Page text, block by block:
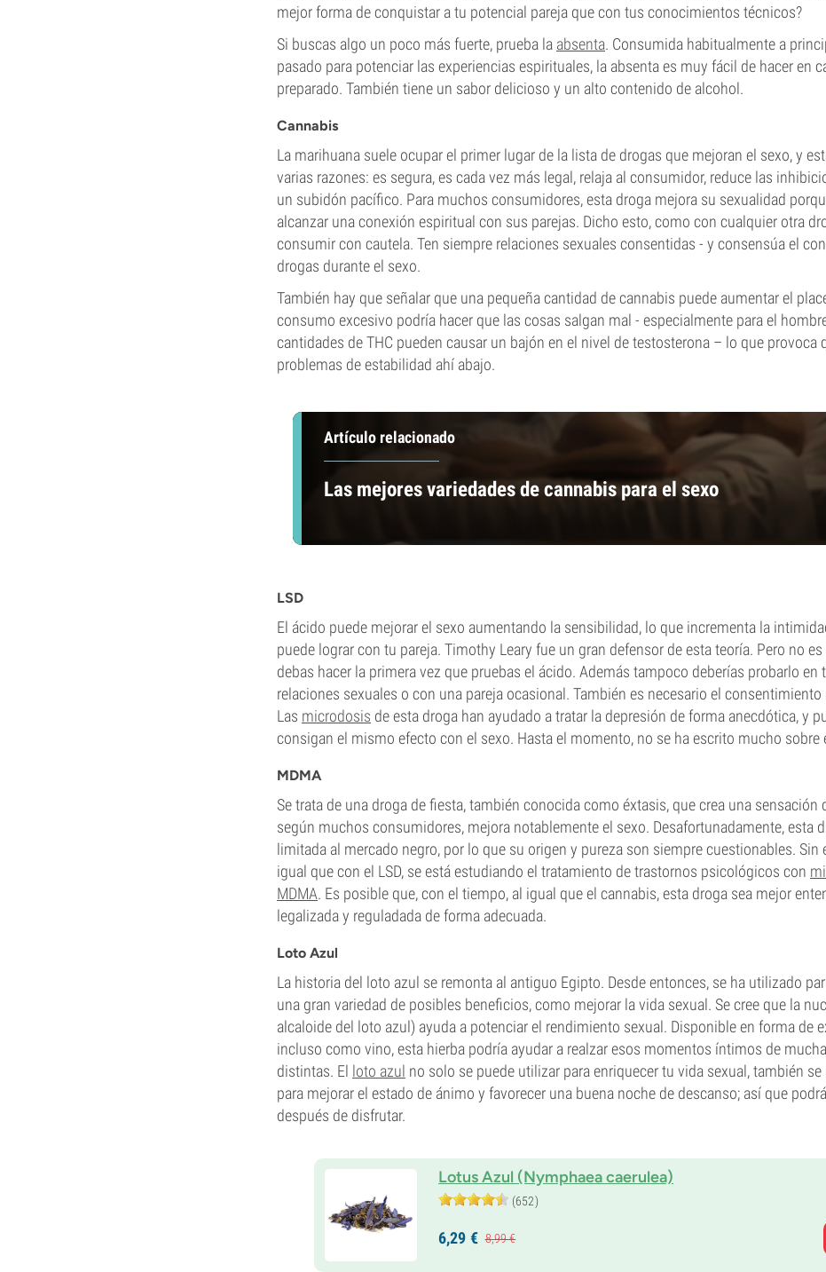
mejor forma de conquistar a tu potencial pareja que con tus conocimientos técnicos?
Si buscas algo un poco más fuerte, prueba la absenta. Consumida habitualmente a
pasado para potenciar las experiencias espirituales, la absenta es muy fácil de hacer en
preparado. También tiene un sabor delicioso y un alto contenido de alcohol.
Cannabis
La marihuana suele ocupar el primer lugar de la lista de drogas que mejoran el sexo, y
varias razones: es segura, es cada vez más legal, relaja al consumidor, reduce las
un subidón pacífico. Para muchos consumidores, esta droga mejora su sexualidad
alcanzar una conexión espiritual con sus parejas. Dicho esto, como con cualquier otra
consumir con cautela. Ten siempre relaciones sexuales consentidas - y consensúa el
drogas durante el sexo.
También hay que señalar que una pequeña cantidad de cannabis puede aumentar el
consumo excesivo podría hacer que las cosas salgan mal - especialmente para el
cantidades de THC pueden causar un bajón en el nivel de testosterona – lo que provoca
problemas de estabilidad ahí abajo.
Artículo relacionado
Las mejores variedades de cannabis para el sexo
LSD
El ácido puede mejorar el sexo aumentando la sensibilidad, lo que incrementa la
puede lograr con tu pareja. Timothy Leary fue un gran defensor de esta teoría. Pero no
debas hacer la primera vez que pruebas el ácido. Además tampoco deberías probarlo en
relaciones sexuales o con una pareja ocasional. También es necesario el
Las microdosis de esta droga han ayudado a tratar la depresión de forma anecdótica, y
consigan el mismo efecto con el sexo. Hasta el momento, no se ha escrito mucho sobre
MDMA
Se trata de una droga de fiesta, también conocida como éxtasis, que crea una sensación
según muchos consumidores, mejora notablemente el sexo. Desafortunadamente, esta
limitada al mercado negro, por lo que su origen y pureza son siempre cuestionables. Sin
igual que con el LSD, se está estudiando el tratamiento de trastornos psicológicos con
MDMA. Es posible que, con el tiempo, al igual que el cannabis, esta droga sea mejor
legalizada y reguladada de forma adecuada.
Loto Azul
La historia del loto azul se remonta al antiguo Egipto. Desde entonces, se ha utilizado
una gran variedad de posibles beneficios, como mejorar la vida sexual. Se cree que la
alcaloide del loto azul) ayuda a potenciar el rendimiento sexual. Disponible en forma de
incluso como vino, esta hierba podría ayudar a realzar esos momentos íntimos de
distintas. El loto azul no solo se puede utilizar para enriquecer tu vida sexual, también
para mejorar el estado de ánimo y favorecer una buena noche de descanso; así que
después de disfrutar.
Lotus Azul (Nymphaea caerulea)
(652)
6,29 € 8,99€